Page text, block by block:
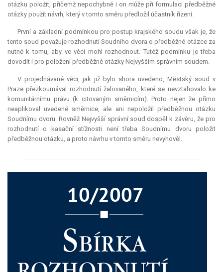
otázku položit, přičemž nepochybně i on může při formulaci předběžné
otázky použít návrh, který v tomto směru předložil účastník řízení.
První a základní podmínkou pro postup krajského soudu však je, že
tento soud považuje rozhodnutí Soudního dvora o předběžné otázce za
nutné k tomu, aby ve věci mohl rozhodnout. Tutéž podmínku je třeba
dovodit i pro položení předběžné otázky Nejvyšším správním soudem.
V projednávané věci, jak již bylo shora uvedeno, Městský soud v
Praze přezkoumával rozhodnutí žalovaného, které se nevztahovalo ke
komunitárnímu právu (k citovaným směrnicím). Proto nejen že přímo
neaplikoval uvedené směrnice, ale ani nepoložil předběžnou otázku
Soudnímu dvoru. Rovněž Nejvyšší správní soud dospěl k závěru, že pro
rozhodnutí o kasační stížnosti není třeba Soudnímu dvoru položit
předběžnou otázku, a proto návrhu v tomto směru nevyhověl.